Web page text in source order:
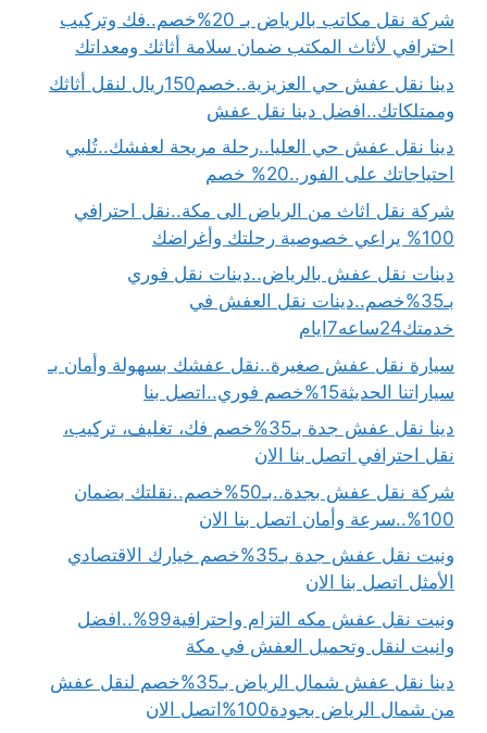
شركة نقل مكاتب بالرياض بـ 20%خصم..فك وتركيب
احترافي لأثاث المكتب ضمان سلامة أثاثك ومعداتك
دينا نقل عفش حي العزيزية..خصم150ريال لنقل أثاثك
وممتلكاتك..افضل دينا نقل عفش
دينا نقل عفش حي العليا..رحلة مريحة لعفشك..تُلبي
احتياجاتك على الفور..20% خصم
شركة نقل اثاث من الرياض الى مكة..نقل احترافي
100% يراعي خصوصية رحلتك وأغراضك
دينات نقل عفش بالرياض..دينات نقل فوري
بـ35%خصم..دينات نقل العفش في
خدمتك24ساعه7ايام
سيارة نقل عفش صغيرة..نقل عفشك بسهولة وأمان بـ
سياراتنا الحديثة15%خصم فوري..اتصل بنا
دينا نقل عفش جدة بـ35%خصم فك، تغليف، تركيب،
نقل احترافي اتصل بنا الان
شركة نقل عفش بجدة..بـ50%خصم..نقلتك بضمان
100%..سرعة وأمان اتصل بنا الان
ونيت نقل عفش جدة بـ35%خصم خيارك الاقتصادي
الأمثل اتصل بنا الان
ونيت نقل عفش مكه التزام واحترافية99%..افضل
وانيت لنقل وتحميل العفش في مكة
دينا نقل عفش شمال الرياض بـ35%خصم لنقل عفش
من شمال الرياض بجودة100%اتصل الان